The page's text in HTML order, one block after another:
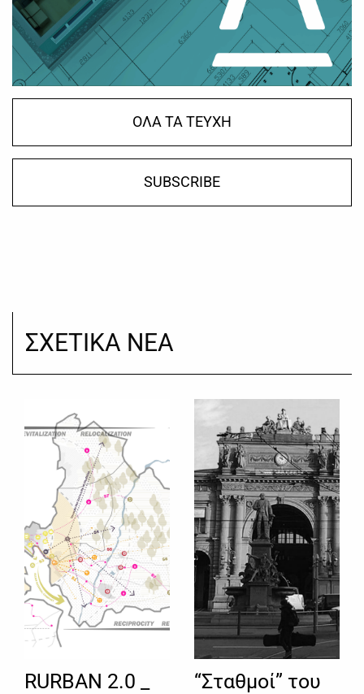
ΟΛΑ ΤΑ ΤΕΥΧΗ
SUBSCRIBE
ΣΧΕΤΙΚΑ ΝΕΑ
RURBAN 2.0 _
“Σταθμοί” του